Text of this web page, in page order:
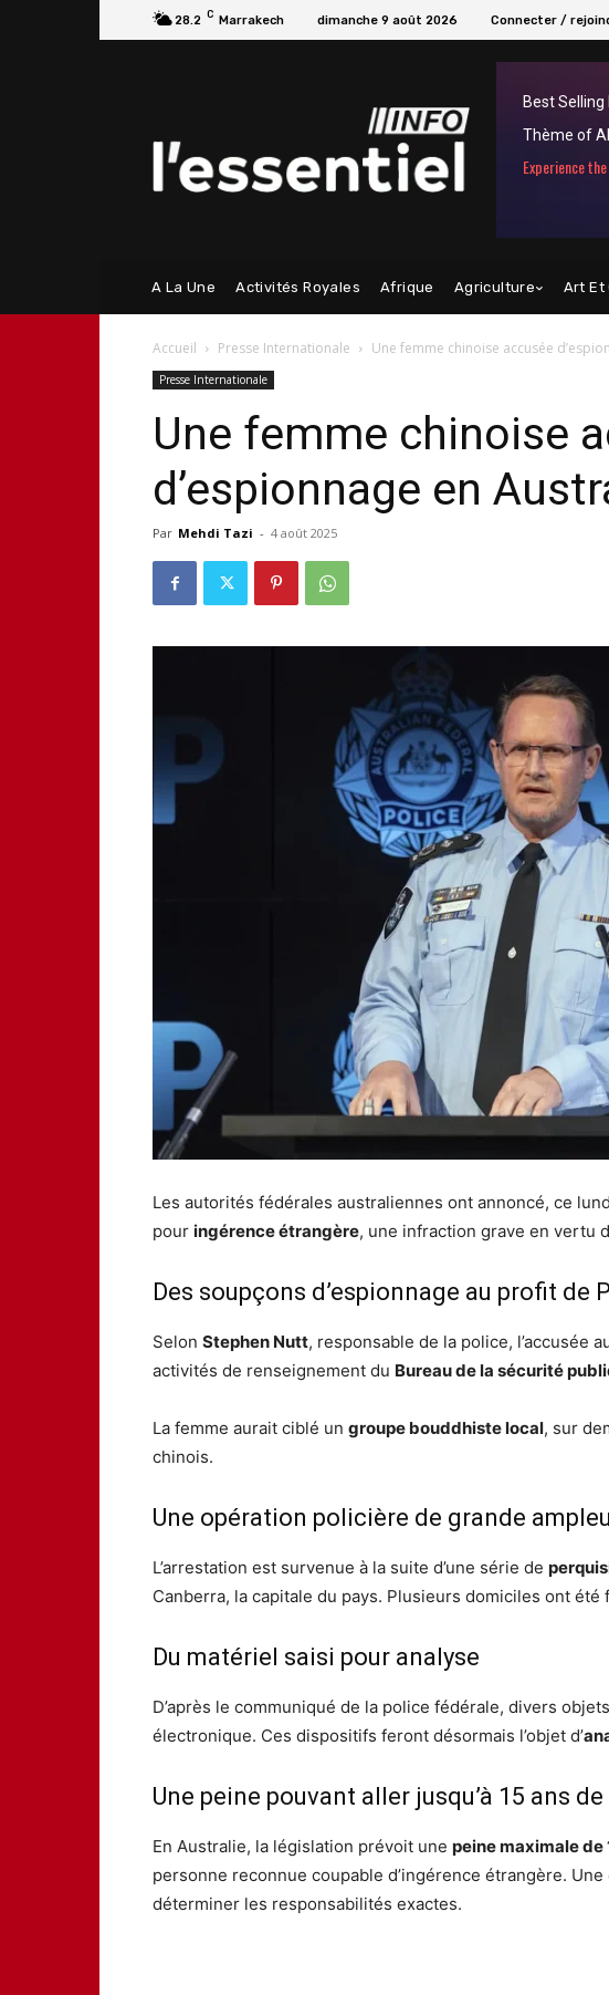
28.2 C Marrakech dimanche 9 août 2026 Connecter /
Best Selling
Thème of
Experience
A La Une Activités Royales Afrique Agriculture Art Et
Accueil Presse Internationale Une femme chinoise accusée
Presse Internationale
Une femme chinoise
d’espionnage en
Par Mehdi Tazi - 4 août 2025
Les autorités fédérales australiennes ont annoncé, ce
pour ingérence étrangère, une infraction grave en vertu
Des soupçons d’espionnage au profit de
Selon Stephen Nutt, responsable de la police, l’accusée
activités de renseignement du Bureau de la sécurité
La femme aurait ciblé un groupe bouddhiste local, sur
chinois.
Une opération policière de grande
L’arrestation est survenue à la suite d’une série de
Canberra, la capitale du pays. Plusieurs domiciles ont été
Du matériel saisi pour analyse
D’après le communiqué de la police fédérale, divers
électronique. Ces dispositifs feront désormais l’objet d’
Une peine pouvant aller jusqu’à 15 ans
En Australie, la législation prévoit une peine maximale de
personne reconnue coupable d’ingérence étrangère.
déterminer les responsabilités exactes.